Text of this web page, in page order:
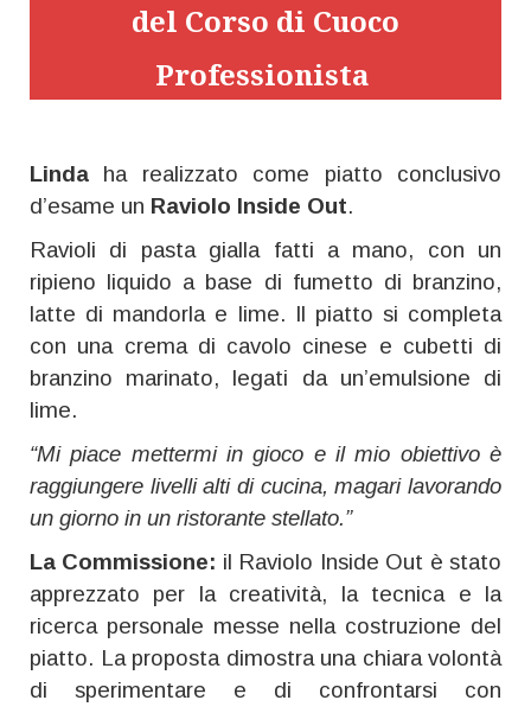
del Corso di Cuoco
Professionista
Linda ha realizzato come piatto conclusivo
d’esame un Raviolo Inside Out.
Ravioli di pasta gialla fatti a mano, con un
ripieno liquido a base di fumetto di branzino,
latte di mandorla e lime. Il piatto si completa
con una crema di cavolo cinese e cubetti di
branzino marinato, legati da un’emulsione di
lime.
“Mi piace mettermi in gioco e il mio obiettivo è
raggiungere livelli alti di cucina, magari lavorando
un giorno in un ristorante stellato.”
La Commissione: il Raviolo Inside Out è stato
apprezzato per la creatività, la tecnica e la
ricerca personale messe nella costruzione del
piatto. La proposta dimostra una chiara volontà
di sperimentare e di confrontarsi con